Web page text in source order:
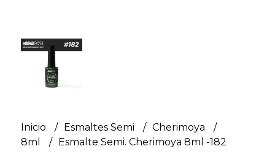
Inicio Esmaltes Semi
Cherimoya
8ml
Esmalte Semi. Cherimoya 8ml -182